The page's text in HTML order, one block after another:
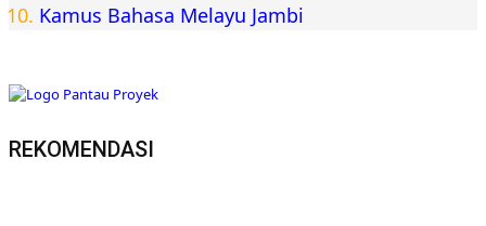
Kamus Bahasa Melayu Jambi
REKOMENDASI